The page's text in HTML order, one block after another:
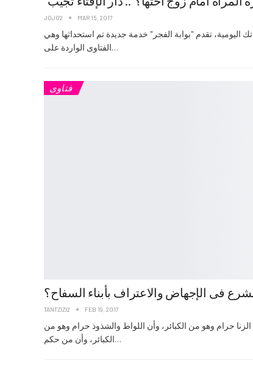
JOJO2 MAR 15, 2017
تقدم "بوابة الفجر" خدمة جديدة تم استحداثها وهي
الفتاوى الواردة على…
فتاوى
فى الإجهاض والاعتراف بأبناء السفاح؟
TANTZIZI2 FEB 19, 2017
حرام وهو من الكبائر، وأن اللواط والشذوذ حرام وهو من
الكبائر، وأن من حكم…